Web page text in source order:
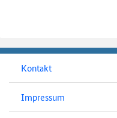
Kontakt
Impressum